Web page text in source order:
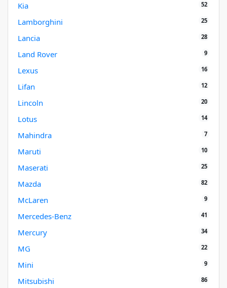
Kia 52
Lamborghini 25
Lancia 28
Land Rover 9
Lexus 16
Lifan 12
Lincoln 20
Lotus 14
Mahindra 7
Maruti 10
Maserati 25
Mazda 82
McLaren 9
Mercedes-Benz 41
Mercury 34
MG 22
Mini 9
Mitsubishi 86